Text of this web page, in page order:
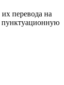
перевода на
пунктуационную